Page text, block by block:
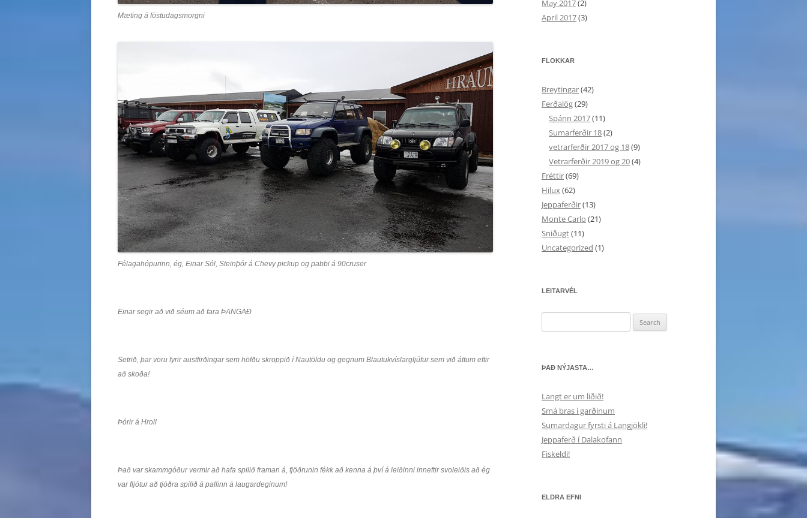
Mæting á föstudagsmorgni
Félagahópurinn, ég, Einar Sól, Steinþór á Chevy pickup og pabbi á 90cruser
Einar segir að við séum að fara ÞANGAÐ
Setrið, þar voru fyrir austfirðingar sem höfðu skroppið í Nautöldu og gegnum Blautukvíslargljúfur sem við áttum eftir
að skoða!
Þórir á Hroll
Það var skammgóður vermir að hafa spilið framan á, fjöðrunin fékk að kenna á því á leiðinni inneftir svoleiðis að ég
var fljótur að tjóðra spilið á pallinn á laugardeginum!
May 2017(2)
April 2017(3)
FLOKKAR
Breytingar(42)
Ferðalög(29)
Spánn 2017(11)
Sumarferðir 18(2)
vetrarferðir 2017 og 18(9)
Vetrarferðir 2019 og 20(4)
Fréttir(69)
Hilux(62)
Jeppaferðir(13)
Monte Carlo (21)
Sniðugt(11)
Uncategorized (1)
LEITARVÉL
for:
ÞAÐ NÝJASTA…
Langt er um liðið!
Smá bras í garðinum
Sumardagur fyrsti á Langjökli!
Jeppaferð í Dalakofann
Fiskeldi!
ELDRA EFNI